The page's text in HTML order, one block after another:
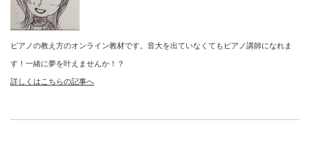
ピアノの教え方のオンライン教材です。音大を出ていなくてもピアノ講師になれま
す！一緒に夢を叶えませんか！？
詳しくはこちらの記事へ